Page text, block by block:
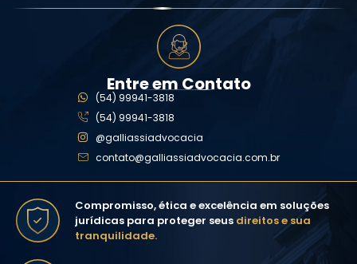
Entre em Contato
(54) 99941-3818
(54) 99941-3818
@galliassiadvocacia
contato@galliassiadvocacia.com.br
Compromisso, ética e excelência em soluções
jurídicas para proteger seus direitos e sua
tranquilidade.